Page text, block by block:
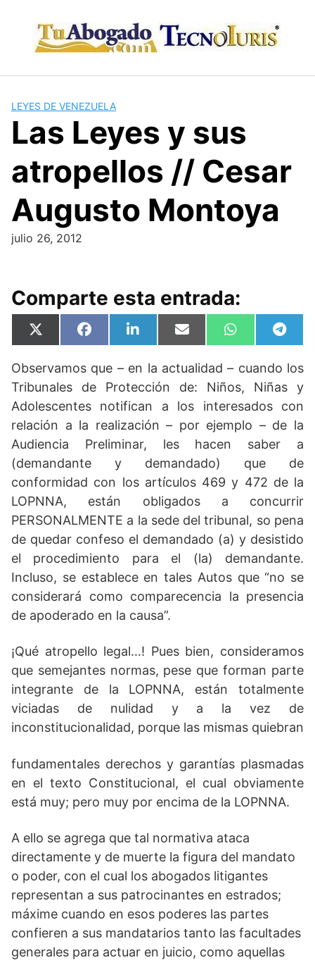
content
LEYES DE VENEZUELA
Las Leyes y sus
atropellos // Cesar
Augusto Montoya
julio 26, 2012
Comparte esta entrada:
Compartir
en
X
(
w
t
t
e
r
Compartir
en
F
a
e
b
o
o
k
Compartir
en
L
i
k
d
I
n
Compartir
en
E
m
i
Compartir
en
W
h
t
A
p
p
en
T
e
e
r
a
m
Observamos que – en la actualidad – cuando los
Tribunales de Protección de: Niños, Niñas y
Adolescentes notifican a los interesados con
relación a la realización – por ejemplo – de la
Audiencia Preliminar, les hacen saber a
(demandante y demandado) que de
conformidad con los artículos 469 y 472 de la
LOPNNA, están obligados a concurrir
PERSONALMENTE a la sede del tribunal, so pena
de quedar confeso el demandado (a) y desistido
el procedimiento para el (la) demandante.
Incluso, se establece en tales Autos que “no se
considerará como comparecencia la presencia
de apoderado en la causa”.
¡Qué atropello legal…! Pues bien, consideramos
que semejantes normas, pese que forman parte
integrante de la LOPNNA, están totalmente
viciadas de nulidad y a la vez de
inconstitucionalidad, porque las mismas quiebran
fundamentales derechos y garantías plasmadas
en el texto Constitucional, el cual obviamente
está muy; pero muy por encima de la LOPNNA.
A ello se agrega que tal normativa ataca
directamente y de muerte la figura del mandato
o poder, con el cual los abogados litigantes
representan a sus patrocinantes en estrados;
máxime cuando en esos poderes las partes
confieren a sus mandatarios tanto las facultades
generales para actuar en juicio, como aquellas